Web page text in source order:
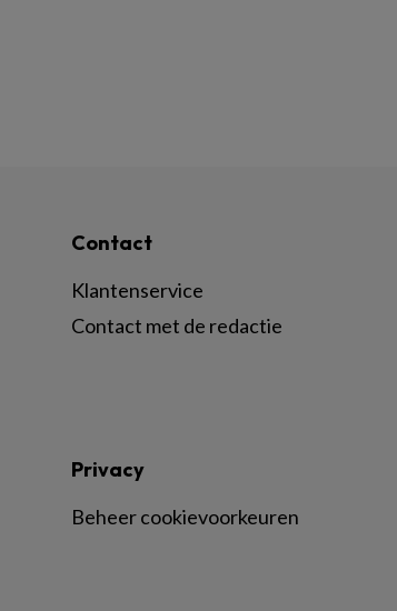
Contact
Klantenservice
Contact met de redactie
Privacy
Beheer cookievoorkeuren